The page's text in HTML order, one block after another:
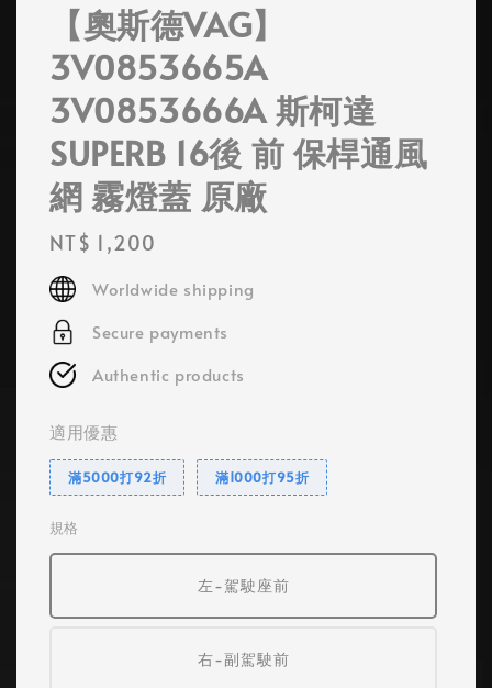
【奧斯德VAG】
3V0853665A
3V0853666A 斯柯達
SUPERB 16後 前 保桿通風
網 霧燈蓋 原廠
Regular
price
NT$ 1,200
Worldwide shipping
Secure payments
Authentic products
適用優惠
滿5000打92折 滿1000打95折
規格
左-駕駛座前
右-副駕駛前